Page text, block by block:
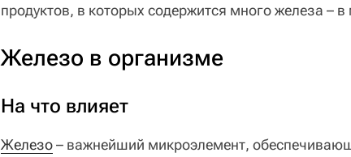
продуктов, в которых содержится много железа –
Железо в организме
На что влияет
Железо– важнейший микроэлемент,